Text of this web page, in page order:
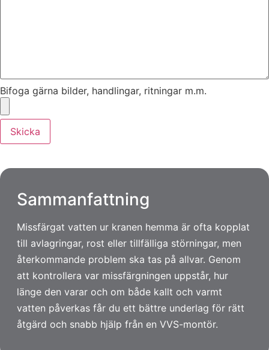
Bifoga gärna bilder, handlingar, ritningar m.m.
Skicka
Sammanfattning
Missfärgat vatten ur kranen hemma är ofta kopplat
till avlagringar, rost eller tillfälliga störningar, men
återkommande problem ska tas på allvar. Genom
att kontrollera var missfärgningen uppstår, hur
länge den varar och om både kallt och varmt
vatten påverkas får du ett bättre underlag för rätt
åtgärd och snabb hjälp från en VVS-montör.